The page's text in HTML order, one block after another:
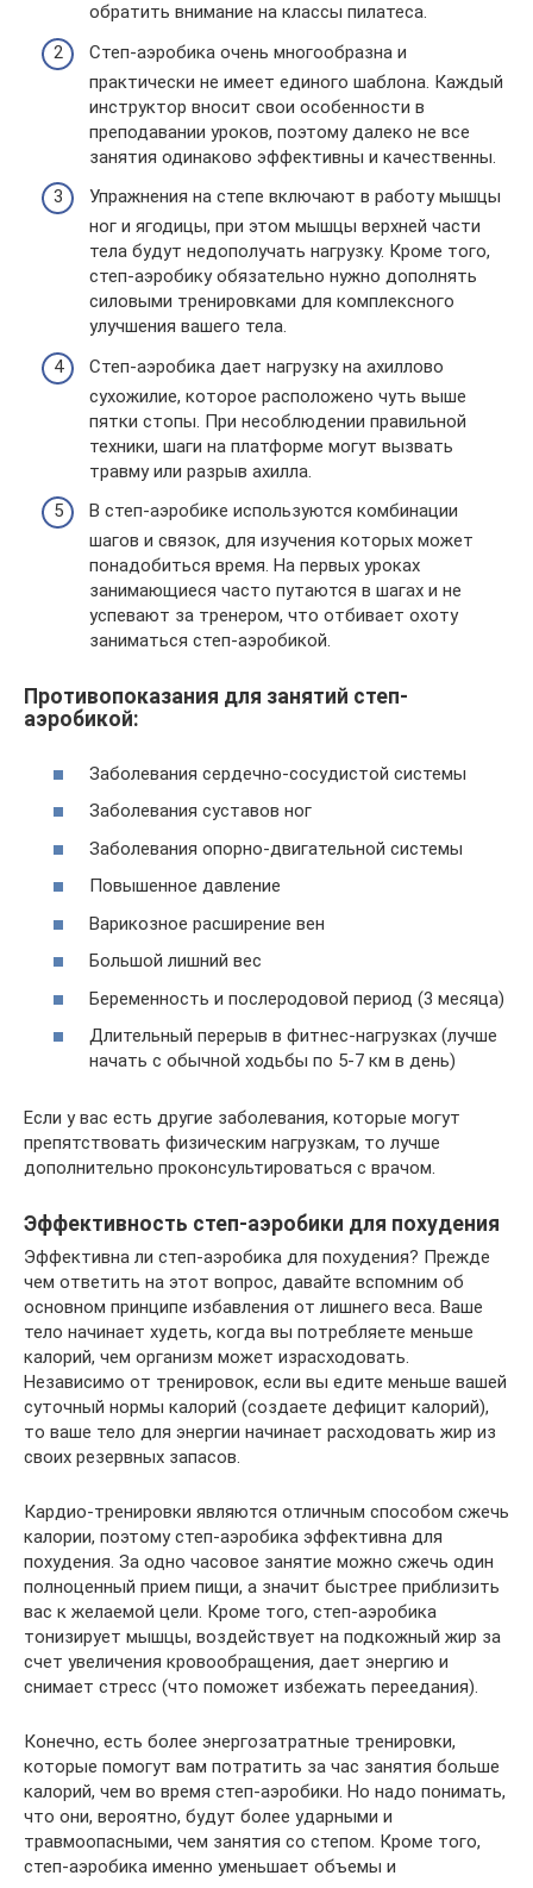
обратить внимание на классы пилатеса.
Степ-аэробика очень многообразна и
практически не имеет единого шаблона. Каждый
инструктор вносит свои особенности в
преподавании уроков, поэтому далеко не все
занятия одинаково эффективны и качественны.
Упражнения на степе включают в работу мышцы
ног и ягодицы, при этом мышцы верхней части
тела будут недополучать нагрузку. Кроме того,
степ-аэробику обязательно нужно дополнять
силовыми тренировками для комплексного
улучшения вашего тела.
Степ-аэробика дает нагрузку на ахиллово
сухожилие, которое расположено чуть выше
пятки стопы. При несоблюдении правильной
техники, шаги на платформе могут вызвать
травму или разрыв ахилла.
В степ-аэробике используются комбинации
шагов и связок, для изучения которых может
понадобиться время. На первых уроках
занимающиеся часто путаются в шагах и не
успевают за тренером, что отбивает охоту
заниматься степ-аэробикой.
Противопоказания для занятий степ-
аэробикой:
Заболевания сердечно-сосудистой системы
Заболевания суставов ног
Заболевания опорно-двигательной системы
Повышенное давление
Варикозное расширение вен
Большой лишний вес
Беременность и послеродовой период (3 месяца)
Длительный перерыв в фитнес-нагрузках (лучше
начать с обычной ходьбы по 5-7 км в день)
Если у вас есть другие заболевания, которые могут
препятствовать физическим нагрузкам, то лучше
дополнительно проконсультироваться с врачом.
Эффективность степ-аэробики для похудения
Эффективна ли степ-аэробика для похудения? Прежде
чем ответить на этот вопрос, давайте вспомним об
основном принципе избавления от лишнего веса. Ваше
тело начинает худеть, когда вы потребляете меньше
калорий, чем организм может израсходовать.
Независимо от тренировок, если вы едите меньше вашей
суточный нормы калорий (создаете дефицит калорий),
то ваше тело для энергии начинает расходовать жир из
своих резервных запасов.
Кардио-тренировки являются отличным способом сжечь
калории, поэтому степ-аэробика эффективна для
похудения. За одно часовое занятие можно сжечь один
полноценный прием пищи, а значит быстрее приблизить
вас к желаемой цели. Кроме того, степ-аэробика
тонизирует мышцы, воздействует на подкожный жир за
счет увеличения кровообращения, дает энергию и
снимает стресс (что поможет избежать переедания).
Конечно, есть более энергозатратные тренировки,
которые помогут вам потратить за час занятия больше
калорий, чем во время степ-аэробики. Но надо понимать,
что они, вероятно, будут более ударными и
травмоопасными, чем занятия со степом. Кроме того,
степ-аэробика именно уменьшает объемы и